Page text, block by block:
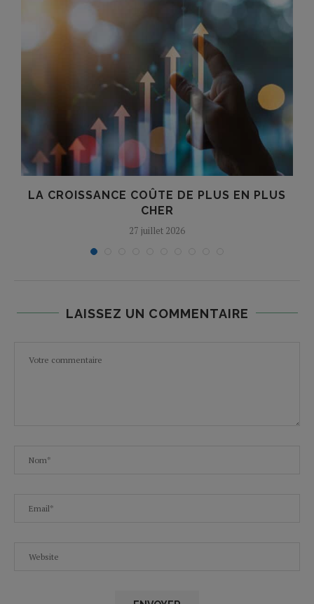
LA CROISSANCE COÛTE DE PLUS EN PLUS
CHER
27 juillet 2026
LAISSEZ UN COMMENTAIRE